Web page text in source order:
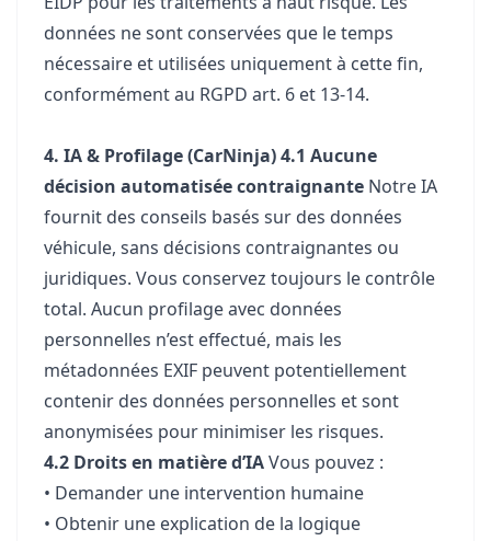
données ne sont conservées que le temps
nécessaire et utilisées uniquement à cette fin,
conformément au RGPD art. 6 et 13-14.
4. IA & Profilage (CarNinja)4.1 Aucune
décision automatisée contraignante Notre IA
fournit des conseils basés sur des données
véhicule, sans décisions contraignantes ou
juridiques. Vous conservez toujours le contrôle
total. Aucun profilage avec données
personnelles n’est effectué, mais les
métadonnées EXIF peuvent potentiellement
contenir des données personnelles et sont
anonymisées pour minimiser les risques.
4.2 Droits en matière d’IAVous pouvez :
• Demander une intervention humaine
• Obtenir une explication de la logique